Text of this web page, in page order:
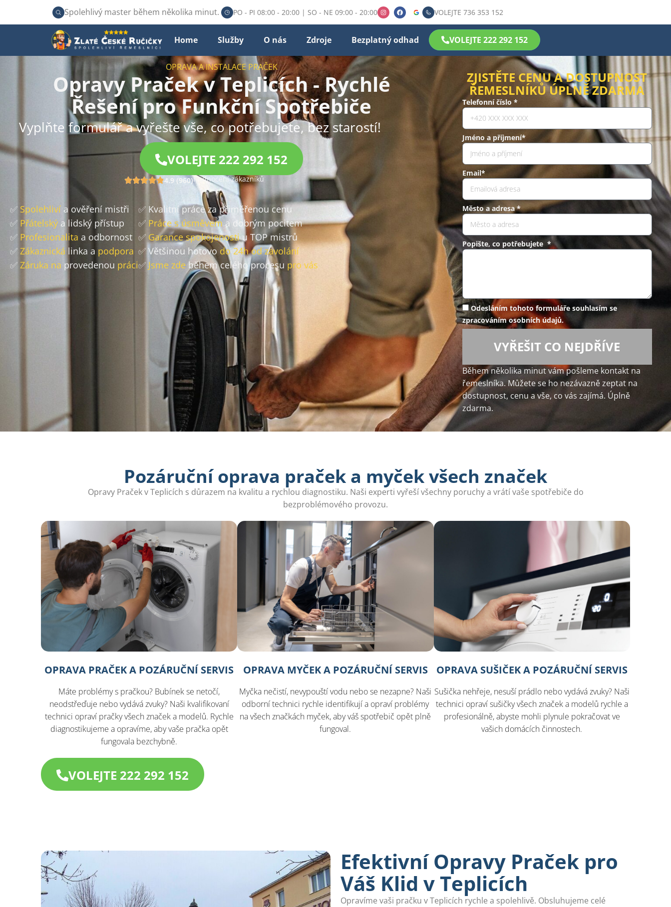
Spolehlivý master během několika minut. PO - PI 08:00 - 20:00 | SO - NE 09:00 - 20:00 VOLEJTE 736 353 152
Home Služby O nás Zdroje Bezplatný odhad VOLEJTE 222 292 152
OPRAVA A INSTALACE PRAČEK
Opravy Praček v Teplicích - Rychlé
Řešení pro Funkční Spotřebiče
Vyplňte formulář a vyřešte vše, co potřebujete, bez starostí!
VOLEJTE 222 292 152
4.9 (960)Hodnocení zákazníků
✅ Spolehliví a ověření mistři
✅ Přátelský a lidský přístup
✅ Profesionalita a odbornost
✅ Zákaznická linka a podpora
✅ Záruka na provedenou práci
✅ Kvalitní práce za přiměřenou cenu
✅ Práce s úsměvema dobrým pocitem
✅ Garance spokojenostiu TOP mistrů
✅ Většinou hotovo do 24h od zavolání
✅ Jsme zdeběhem celého procesu pro vás
ZJISTĚTE CENU A DOSTUPNOST
ŘEMESLNÍKŮ ÚPLNĚ ZDARMA
Telefonní číslo *
Jméno a příjmení*
Email*
Město a adresa *
Popište, co potřebujete *
Odesláním tohoto formuláře souhlasím se
zpracováním osobních údajů.
VYŘEŠIT CO NEJDŘÍVE
Během několika minut vám pošleme kontakt na
řemeslníka. Můžete se ho nezávazně zeptat na
dostupnost, cenu a vše, co vás zajímá. Úplně
zdarma.
Pozáruční oprava praček a myček všech značek
Opravy Praček v Teplicích s důrazem na kvalitu a rychlou diagnostiku. Naši experti vyřeší všechny poruchy a vrátí vaše spotřebiče do
bezproblémového provozu.
OPRAVA PRAČEK A POZÁRUČNÍ SERVIS
Máte problémy s pračkou? Bubínek se netočí,
neodstřeďuje nebo vydává zvuky? Naši kvalifikovaní
technici opraví pračky všech značek a modelů. Rychle
diagnostikujeme a opravíme, aby vaše pračka opět
fungovala bezchybně.
OPRAVA MYČEK A POZÁRUČNÍ SERVIS
Myčka nečistí, nevypouští vodu nebo se nezapne? Naši
odborní technici rychle identifikují a opraví problémy
na všech značkách myček, aby váš spotřebič opět plně
fungoval.
OPRAVA SUŠIČEK A POZÁRUČNÍ SERVIS
Sušička nehřeje, nesuší prádlo nebo vydává zvuky? Naši
technici opraví sušičky všech značek a modelů rychle a
profesionálně, abyste mohli plynule pokračovat ve
vašich domácích činnostech.
VOLEJTE 222 292 152
Efektivní Opravy Praček pro
Váš Klid v Teplicích
Opravíme vaši pračku v Teplicích rychle a spolehlivě. Obsluhujeme celé